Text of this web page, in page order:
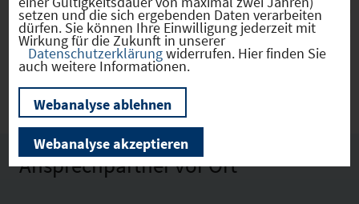
BayerischEisenstein
(09276115)
Ansprechpartner vor Ort
setzen und die sich ergebenden Daten verarbeiten
dürfen. Sie können Ihre Einwilligung jederzeit mit
Wirkung für die Zukunft in unserer
Datenschutzerklärungwiderrufen. Hier finden Sie
auch weitere Informationen.
Webanalyse ablehnen
Webanalyse akzeptieren